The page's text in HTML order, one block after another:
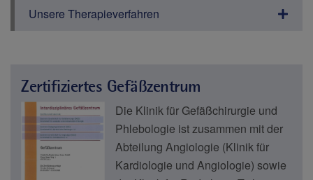
Unsere Therapieverfahren
Zertifiziertes Gefäßzentrum
Die Klinik für Gefäßchirurgie und
Phlebologie ist zusammen mit der
Abteilung Angiologie (Klinik für
Kardiologie und Angiologie) sowie